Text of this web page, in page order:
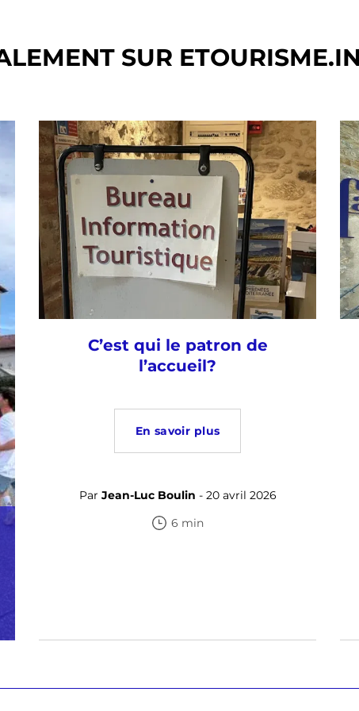
SUR
C’est qui le patron de
l’accueil?
En savoir plus
Par Jean-Luc Boulin - 20 avril 2026
6 min